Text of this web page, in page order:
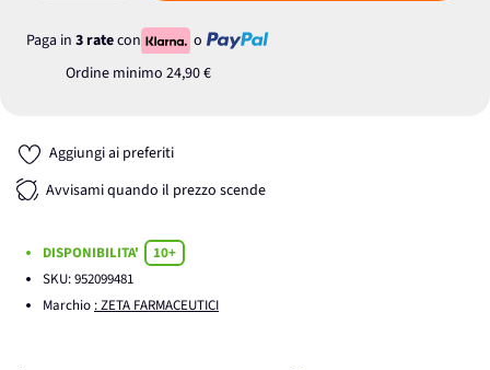
Paga in 3 ratecon
o
Ordine minimo 24,90 €
Aggiungi ai preferiti
Avvisami quando il prezzo scende
DISPONIBILITA'
10+
SKU:952099481
Marchio : ZETA FARMACEUTICI